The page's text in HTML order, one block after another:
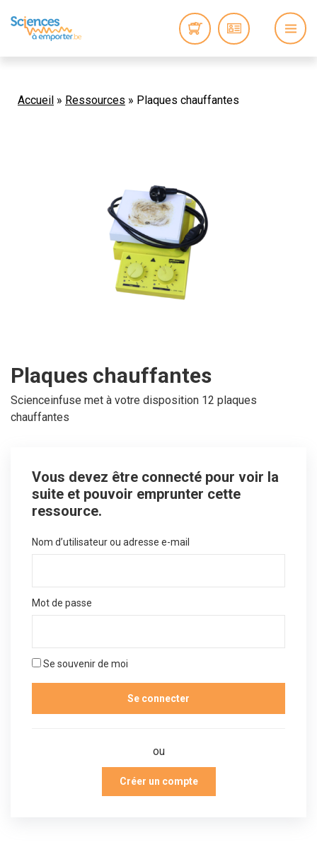
Accueil » Ressources » Plaques chauffantes
Plaques chauffantes
Scienceinfuse met à votre disposition 12 plaques
chauffantes
Vous devez être connecté pour voir la
suite et pouvoir emprunter cette
ressource.
Nom d’utilisateur ou adresse e-mail
Mot de passe
Se souvenir de moi
ou
Créer un compte